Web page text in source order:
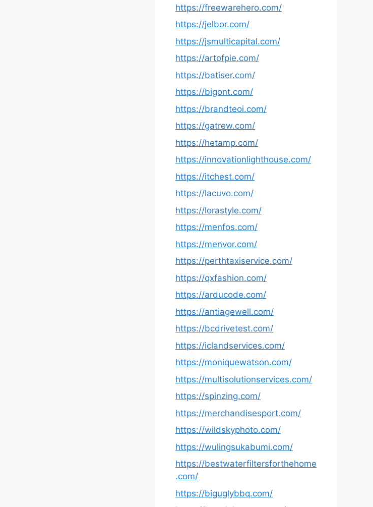
https://freewarehero.com/
https://jelbor.com/
https://jsmulticapital.com/
https://artofpie.com/
https://batiser.com/
https://bigont.com/
https://brandteoi.com/
https://gatrew.com/
https://hetamp.com/
https://innovationlighthouse.com/
https://itchest.com/
https://lacuvo.com/
https://lorastyle.com/
https://menfos.com/
https://menvor.com/
https://perthtaxiservice.com/
https://qxfashion.com/
https://arducode.com/
https://antiagewell.com/
https://bcdrivetest.com/
https://iclandservices.com/
https://moniquewatson.com/
https://multisolutionservices.com/
https://spinzing.com/
https://merchandisesport.com/
https://wildskyphoto.com/
https://wulingsukabumi.com/
https://bestwaterfiltersforthehome
.com/
https://biguglybbq.com/